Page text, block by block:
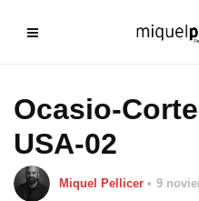
Ocasio-
USA-02
Miquel Pellicer 9